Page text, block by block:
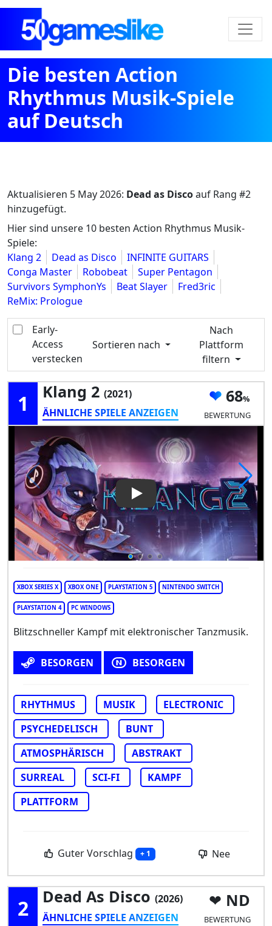
Die besten Action
Rhythmus Musik-Spiele
auf Deutsch
Aktualisieren 5 May 2026: Dead as Discoauf Rang #2
hinzugefügt.
Hier sind unsere 10 besten Action Rhythmus Musik-
Spiele:
Klang 2
Dead as Disco
INFINITE GUITARS
Conga Master
Robobeat
Super Pentagon
Survivors SymphonYs
Beat Slayer
Fred3ric
ReMix: Prologue
Early-
Access
verstecken
Sortieren nach
Nach
Plattform
filtern
1 Klang 2 (2021)
ÄHNLICHE SPIELE ANZEIGEN
68
BEWERTUNG
Play Video: Klang 2
XBOX SERIES X XBOX ONE PLAYSTATION 5 NINTENDO SWITCH
PLAYSTATION 4 PC WINDOWS
Blitzschneller Kampf mit elektronischer Tanzmusik.
BESORGEN BESORGEN
RHYTHMUS MUSIK
ELECTRONIC
PSYCHEDELISCH
BUNT
ATMOSPHÄRISCH
ABSTRAKT
SURREAL
SCI-FI
KAMPF
PLATTFORM
Guter Vorschlag + 1 Nee
2 Dead As Disco (2026)
ÄHNLICHE SPIELE ANZEIGEN
ND
BEWERTUNG